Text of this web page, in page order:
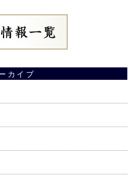
カイブ